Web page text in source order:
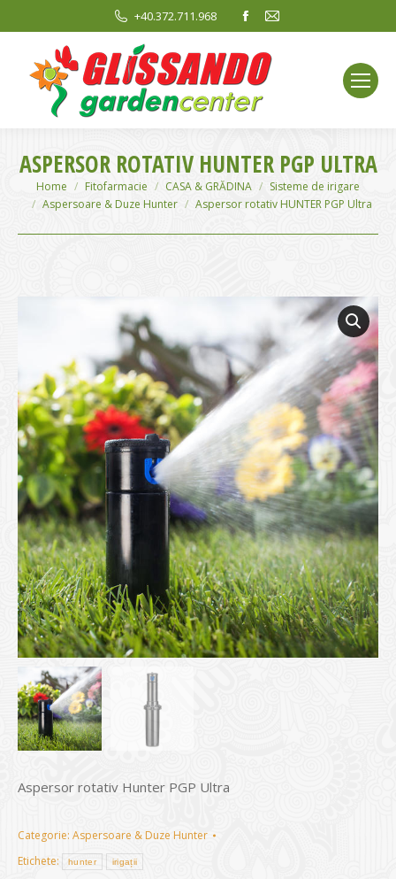
+40.372.711.968
Facebook
opens
in
new
window
Mail
window
ASPERSOR ROTATIV HUNTER PGP ULTRA
You are here:
Home Fitofarmacie CASA & GRĂDINA
Sisteme de irigare
Aspersoare & Duze Hunter
Aspersor rotativ HUNTER PGP Ultra
Aspersor rotativ Hunter PGP Ultra
Categorie: Aspersoare & Duze Hunter
Etichete:
hunter irigații